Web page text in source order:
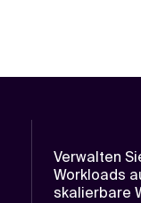
Verwalten
Workloads
skalierbare